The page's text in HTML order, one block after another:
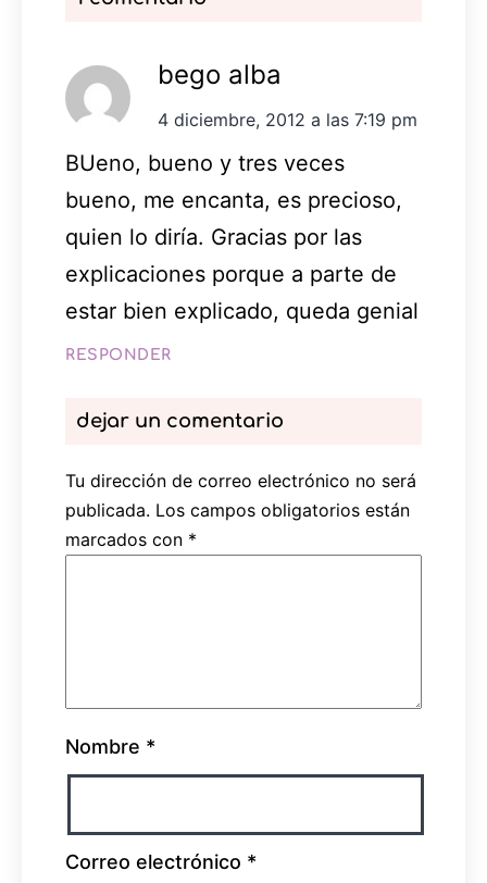
bego alba
4 diciembre, 2012 a las 7:19 pm
BUeno, bueno y tres veces
bueno, me encanta, es precioso,
quien lo diría. Gracias por las
explicaciones porque a parte de
estar bien explicado, queda genial
RESPONDER
dejar un comentario
Tu dirección de correo electrónico no será
publicada. Los campos obligatorios están
marcados con *
Nombre *
Correo electrónico *